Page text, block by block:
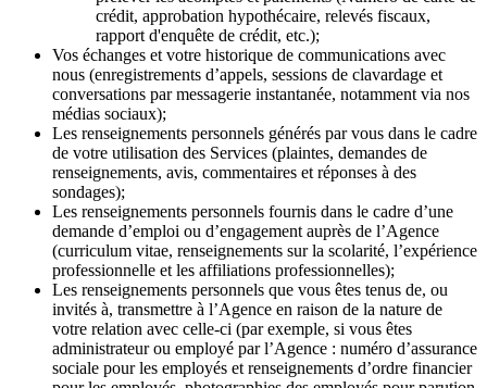
crédit, approbation hypothécaire, relevés fiscaux,
rapport d'enquête de crédit, etc.);
Vos échanges et votre historique de communications avec
nous (enregistrements d’appels, sessions de clavardage et
conversations par messagerie instantanée, notamment via nos
médias sociaux);
Les renseignements personnels générés par vous dans le cadre
de votre utilisation des Services (plaintes, demandes de
renseignements, avis, commentaires et réponses à des
sondages);
Les renseignements personnels fournis dans le cadre d’une
demande d’emploi ou d’engagement auprès de l’Agence
(curriculum vitae, renseignements sur la scolarité, l’expérience
professionnelle et les affiliations professionnelles);
Les renseignements personnels que vous êtes tenus de, ou
invités à, transmettre à l’Agence en raison de la nature de
votre relation avec celle-ci (par exemple, si vous êtes
administrateur ou employé par l’Agence : numéro d’assurance
sociale pour les employés et renseignements d’ordre financier